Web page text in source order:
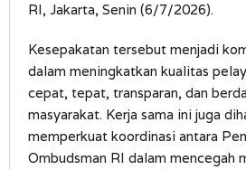
RI, Jakarta, Senin (6/7/2026).
Kesepakatan tersebut menjadi
dalam meningkatkan kualitas
cepat, tepat, transparan, dan
masyarakat. Kerja sama ini juga
memperkuat koordinasi antara
Ombudsman RI dalam mencegah